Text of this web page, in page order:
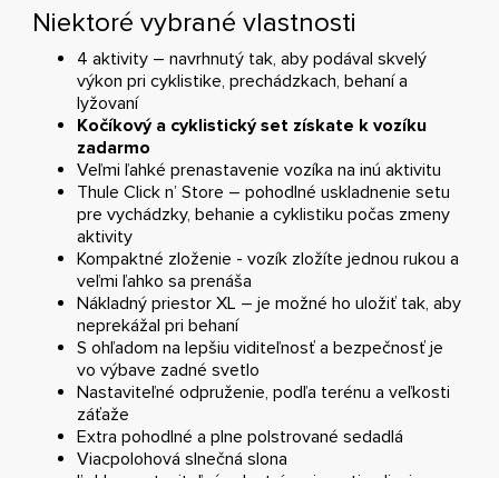
Niektoré vybrané vlastnosti
4 aktivity – navrhnutý tak, aby podával skvelý
výkon pri cyklistike, prechádzkach, behaní a
lyžovaní
Kočíkový a cyklistický set získate k vozíku
zadarmo
Veľmi ľahké prenastavenie vozíka na inú aktivitu
Thule Click n’ Store – pohodlné uskladnenie setu
pre vychádzky, behanie a cyklistiku počas zmeny
aktivity
Kompaktné zloženie - vozík zložíte jednou rukou a
veľmi ľahko sa prenáša
Nákladný priestor XL – je možné ho uložiť tak, aby
neprekážal pri behaní
S ohľadom na lepšiu viditeľnosť a bezpečnosť je
vo výbave zadné svetlo
Nastaviteľné odpruženie, podľa terénu a veľkosti
záťaže
Extra pohodlné a plne polstrované sedadlá
Viacpolohová slnečná slona